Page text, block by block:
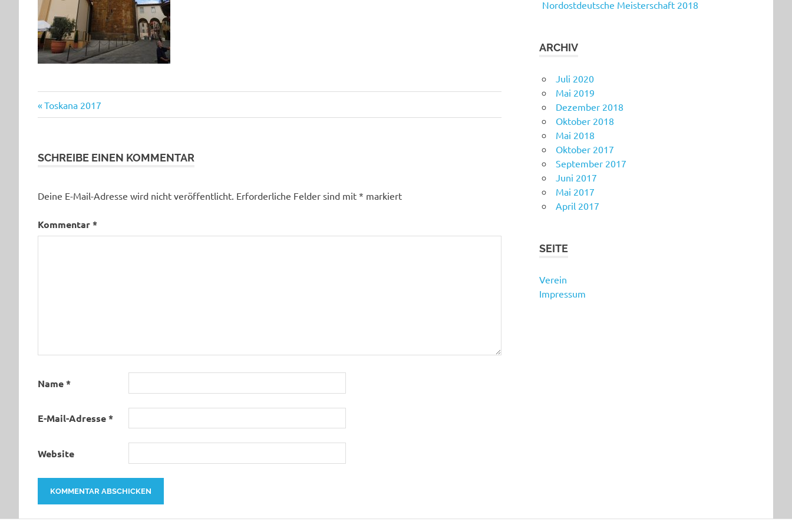
Beitragsnavigation
Vorheriger
Beitrag:
Toskana 2017
SCHREIBE EINEN KOMMENTAR
Deine E-Mail-Adresse wird nicht veröffentlicht. Erforderliche Felder sind mit * markiert
Kommentar*
Name*
E-Mail-Adresse*
Website
Nordostdeutsche Meisterschaft 2018
ARCHIV
Juli 2020
Mai 2019
Dezember 2018
Oktober 2018
Mai 2018
Oktober 2017
September 2017
Juni 2017
Mai 2017
April 2017
SEITE
Verein
Impressum